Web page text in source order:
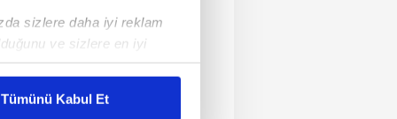
sizlere daha iyi reklam
ve sizlere en iyi
karşılamak
Tümünü Kabul Et